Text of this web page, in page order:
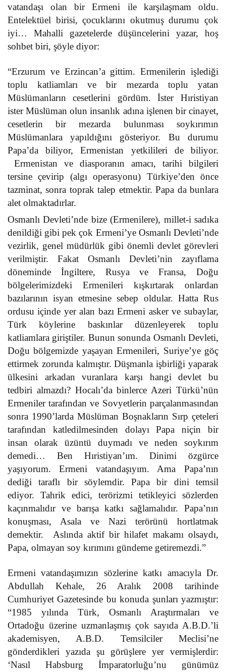
vatandaşı olan bir Ermeni ile karşılaşmam oldu.
Entelektüel birisi, çocuklarını okutmuş durumu çok
iyi… Mahalli gazetelerde düşüncelerini yazar, hoş
sohbet biri, şöyle diyor:
“Erzurum ve Erzincan’a gittim. Ermenilerin işlediği
toplu katliamları ve bir mezarda toplu yatan
Müslümanların cesetlerini gördüm. İster Hıristiyan
ister Müslüman olun insanlık adına işlenen bir cinayet,
cesetlerin bir mezarda bulunması soykırımın
Müslümanlara yapıldığını gösteriyor. Bu durumu
Papa’da biliyor, Ermenistan yetkilileri de biliyor.
Ermenistan ve diasporanın amacı, tarihi bilgileri
tersine çevirip (algı operasyonu) Türkiye’den önce
tazminat, sonra toprak talep etmektir. Papa da bunlara
alet olmaktadırlar.
Osmanlı Devleti’nde bize (Ermenilere), millet-i sadıka
denildiği gibi pek çok Ermeni’ye Osmanlı Devleti’nde
vezirlik, genel müdürlük gibi önemli devlet görevleri
verilmiştir. Fakat Osmanlı Devleti’nin zayıflama
döneminde İngiltere, Rusya ve Fransa, Doğu
bölgelerimizdeki Ermenileri kışkırtarak onlardan
bazılarının isyan etmesine sebep oldular. Hatta Rus
ordusu içinde yer alan bazı Ermeni asker ve subaylar,
Türk köylerine baskınlar düzenleyerek toplu
katliamlara giriştiler. Bunun sonunda Osmanlı Devleti,
Doğu bölgemizde yaşayan Ermenileri, Suriye’ye göç
ettirmek zorunda kalmıştır. Düşmanla işbirliği yaparak
ülkesini arkadan vuranlara karşı hangi devlet bu
tedbiri almazdı? Hocalı’da binlerce Azeri Türkü’nün
Ermeniler tarafından ve Sovyetlerin parçalanmasından
sonra 1990’larda Müslüman Boşnakların Sırp çeteleri
tarafından katledilmesinden dolayı Papa niçin bir
insan olarak üzüntü duymadı ve neden soykırım
demedi… Ben Hıristiyan’ım. Dinimi özgürce
yaşıyorum. Ermeni vatandaşıyım. Ama Papa’nın
dediği taraflı bir söylemdir. Papa bir dini temsil
ediyor. Tahrik edici, terörizmi tetikleyici sözlerden
kaçınmalıdır ve barışa katkı sağlamalıdır. Papa’nın
konuşması, Asala ve Nazi terörünü hortlatmak
demektir.
Aslında aktif bir hilafet makamı olsaydı,
Papa, olmayan soy kırımını gündeme getiremezdi.”
Ermeni vatandaşımızın sözlerine katkı amacıyla Dr.
Abdullah Kehale, 26 Aralık 2008 tarihinde
Cumhuriyet Gazetesinde bu konuda şunları yazmıştır:
“1985 yılında Türk, Osmanlı Araştırmaları ve
Ortadoğu üzerine uzmanlaşmış çok sayıda A.B.D.’li
akademisyen, A.B.D. Temsilciler Meclisi’ne
gönderdikleri yazıda şu görüşlere yer vermişlerdir:
‘Nasıl Habsburg İmparatorluğu’nu günümüz